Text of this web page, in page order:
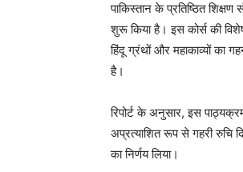
पाकिस्तान के प्रतिष्ठित
शुरू किया है। इस कोर्स की
हिंदू ग्रंथों और महाकाव्यों का
है।
रिपोर्ट के अनुसार, इस
अप्रत्याशित रूप से गहरी रुचि
का निर्णय लिया।